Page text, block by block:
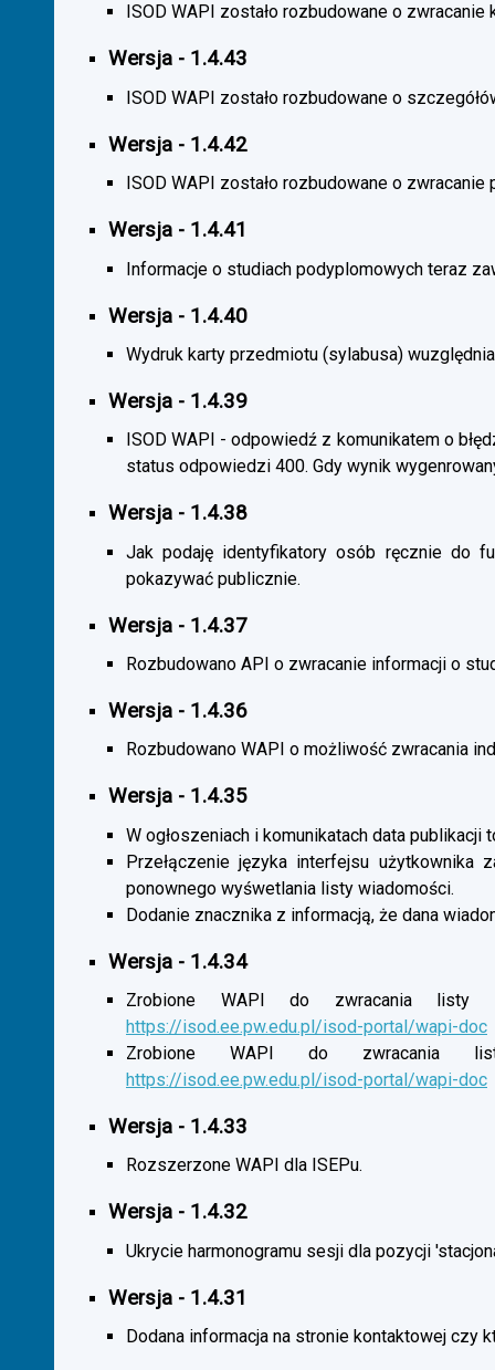
ISOD WAPI zostało rozbudowane o
Wersja - 1.4.43
ISOD WAPI zostało rozbudowane o
Wersja - 1.4.42
ISOD WAPI zostało rozbudowane o zwracanie
Wersja - 1.4.41
Informacje o studiach podyplomowych teraz
Wersja - 1.4.40
Wydruk karty przedmiotu (sylabusa)
Wersja - 1.4.39
ISOD WAPI - odpowiedź z komunikatem o
status odpowiedzi 400. Gdy wynik
Wersja - 1.4.38
Jak podaję identyfikatory osób ręcznie do
pokazywać publicznie.
Wersja - 1.4.37
Rozbudowano API o zwracanie informacji o
Wersja - 1.4.36
Rozbudowano WAPI o możliwość zwracania
Wersja - 1.4.35
W ogłoszeniach i komunikatach data
Przełączenie języka interfejsu użytkownika
ponownego wyśwetlania listy wiadomości.
Dodanie znacznika z informacją, że dana
Wersja - 1.4.34
Zrobione WAPI do zwracania listy
https://isod.ee.pw.edu.pl/isod-portal/wapi-doc
Zrobione WAPI do zwracania listy
https://isod.ee.pw.edu.pl/isod-portal/wapi-doc
Wersja - 1.4.33
Rozszerzone WAPI dla ISEPu.
Wersja - 1.4.32
Ukrycie harmonogramu sesji dla pozycji
Wersja - 1.4.31
Dodana informacja na stronie kontaktowej czy